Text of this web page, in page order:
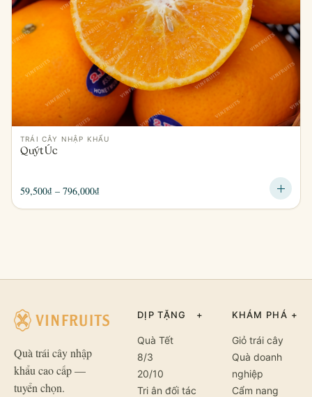
TRÁI CÂY NHẬP KHẨU
Quýt Úc
59,500₫ – 796,000₫
Quà trái cây nhập
khẩu cao cấp —
tuyển chọn.
DỊP TẶNG +
Quà Tết
8/3
20/10
Tri ân đối tác
KHÁM PHÁ +
Giỏ trái cây
Quà doanh
nghiệp
Cẩm nang